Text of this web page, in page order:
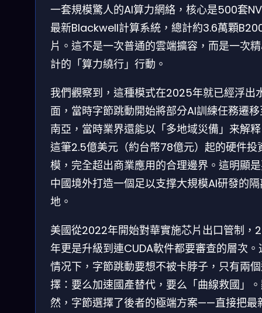
一套規模驚人的AI算力網絡，核心是500套
最新Blackwell計算系統，總計約3.6萬顆
片。這不是一次普通的雲端擴容，而是一次
計的「算力繞行」行動。
我們觀察到，這種模式在2025年就已經浮出
面，當時字節跳動開始將部分AI訓練任務遷
南亞，當時業界還能以「多地域災備」来解
這筆2.5億美元（約台幣78億元）起的硬件投
模，完全超出商業應用的合理邊界。這明顯
中國境外打造一個足以支撑大規模AI研發的
地。
美國從2022年開始對華實施芯片出口管制，
年更是升級到連CUDA軟件都要審查的層次。
情况下，字節跳動要想不被卡脖子，只有兩
擇：要么加速國產替代，要么「曲線救國」
然，字節選擇了後者的極端方案——直接把最